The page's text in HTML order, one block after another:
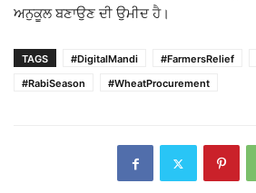
ਅਨੁਕੂਲ ਬਣਾਉਣ ਦੀ ਉਮੀਦ ਹੈ।
TAGS #DigitalMandi #FarmersRelief
#RabiSeason
#WheatProcurement